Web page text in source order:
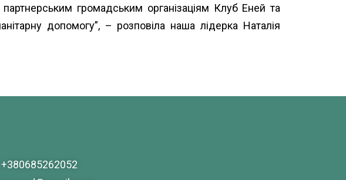
громадським організаціям Клуб Еней та
допомогу”, – розповіла наша лідерка Наталія
+380685262052